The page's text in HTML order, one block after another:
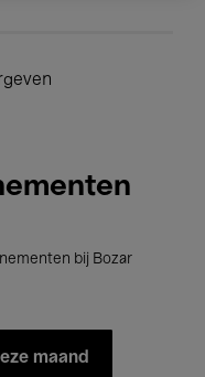
bij Bozar
maand